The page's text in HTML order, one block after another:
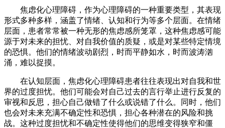
焦虑化心理障碍，作为心理障碍的一种重要类型，其表现
形式多种多样，涵盖了情绪、认知和行为等多个层面。在情绪
层面，患者常常被一种无形的焦虑感所笼罩，这种焦虑感可能
源于对未来的担忧、对自我价值的质疑，或是对某些特定情境
的恐惧。他们的情绪波动剧烈，时而平静如水，时而波涛汹
涌，难以捉摸。
在认知层面，焦虑化心理障碍患者往往表现出对自我和世
界的过度担忧。他们可能会对自己过去的言行举止进行反复的
审视和反思，担心自己做错了什么或说错了什么。同时，他们
也会对未来充满不确定性和恐惧，担心各种潜在的风险和挑
战。这种过度担忧和不确定性使得他们的思维变得狭窄和僵